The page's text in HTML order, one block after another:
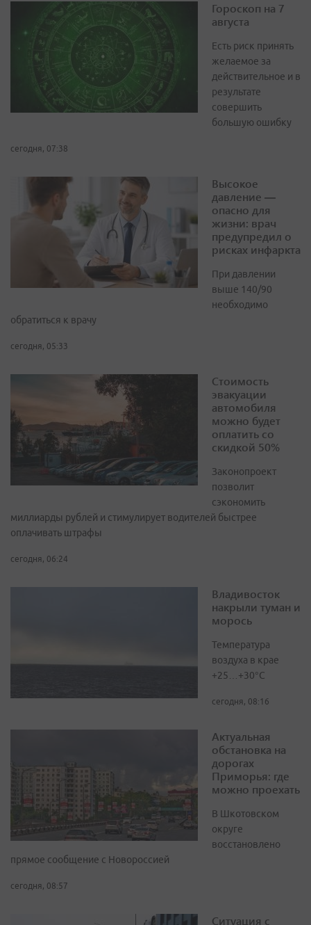
Гороскоп на 7
августа
Есть риск принять
желаемое за
действительное и в
результате
совершить
большую ошибку
сегодня, 07:38
Высокое
давление —
опасно для
жизни: врач
предупредил о
рисках инфаркта
При давлении
выше 140/90
необходимо
обратиться к врачу
сегодня, 05:33
Стоимость
эвакуации
автомобиля
можно будет
оплатить со
скидкой 50%
Законопроект
позволит
сэкономить
миллиарды рублей и стимулирует водителей быстрее
оплачивать штрафы
сегодня, 06:24
Владивосток
накрыли туман и
морось
Температура
воздуха в крае
+25…+30°C
сегодня, 08:16
Актуальная
обстановка на
дорогах
Приморья: где
можно проехать
В Шкотовском
округе
восстановлено
прямое сообщение с Новороссией
сегодня, 08:57
Ситуация с